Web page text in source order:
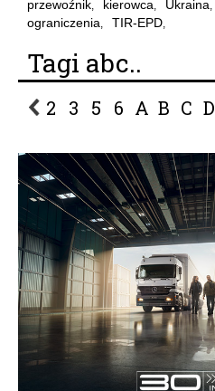
przewoźnik, kierowca, Ukraina,
ograniczenia, TIR-EPD,
Tagi abc..
2 3 5 6 A B C D